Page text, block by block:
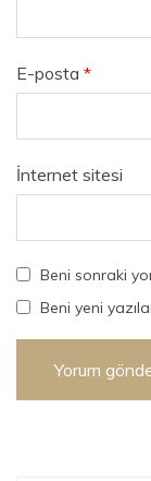
E-posta *
İnternet sitesi
Beni sonraki
Beni yeni